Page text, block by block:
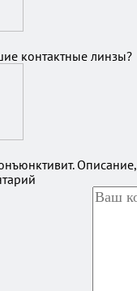
контактные линзы?